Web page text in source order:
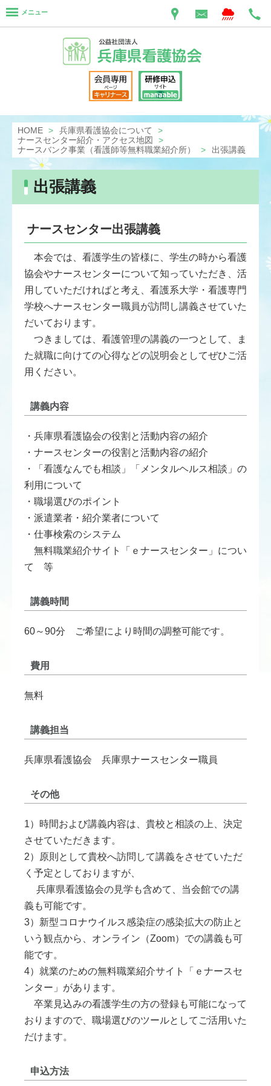
メニュー
HOME
兵庫県看護協会について
ナースセンター紹介・アクセス地図
ナースバンク事業（看護師等無料職業紹介所）
出張講義
出張講義
ナースセンター出張講義
本会では、看護学生の皆様に、学生の時から看護
協会やナースセンターについて知っていただき、活
用していただければと考え、看護系大学・看護専門
学校へナースセンター職員が訪問し講義させていた
だいております。
つきましては、看護管理の講義の一つとして、ま
た就職に向けての心得などの説明会としてぜひご活
用ください。
講義内容
・兵庫県看護協会の役割と活動内容の紹介
・ナースセンターの役割と活動内容の紹介
・「看護なんでも相談」「メンタルヘルス相談」の
利用について
・職場選びのポイント
・派遣業者・紹介業者について
・仕事検索のシステム
無料職業紹介サイト「ｅナースセンター」につい
て 等
講義時間
60～90分 ご希望により時間の調整可能です。
費用
無料
講義担当
兵庫県看護協会 兵庫県ナースセンター職員
その他
1）時間および講義内容は、貴校と相談の上、決定
させていただきます。
2）原則として貴校へ訪問して講義をさせていただ
く予定としておりますが、
兵庫県看護協会の見学も含めて、当会館での講
義も可能です。
3）新型コロナウイルス感染症の感染拡大の防止と
いう観点から、オンライン（Zoom）での講義も可
能です。
4）就業のための無料職業紹介サイト「ｅナースセ
ンター」があります。
卒業見込みの看護学生の方の登録も可能になって
おりますので、職場選びのツールとしてご活用いた
だけます。
申込方法